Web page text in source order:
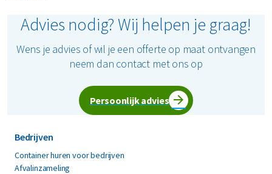
Advies nodig? Wij helpen je graag!
Wens je advies of wil je een offerte op maat ontvangen
neem dan contact met ons op
Persoonlijk advies
Bedrijven
Container huren voor bedrijven
Afvalinzameling